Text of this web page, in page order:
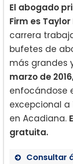
El abogado
Firm es
carrera
bufetes de
más grandes
marzo de
enfocándose
excepcional
en Acadiana.
gratuita.
Consultar